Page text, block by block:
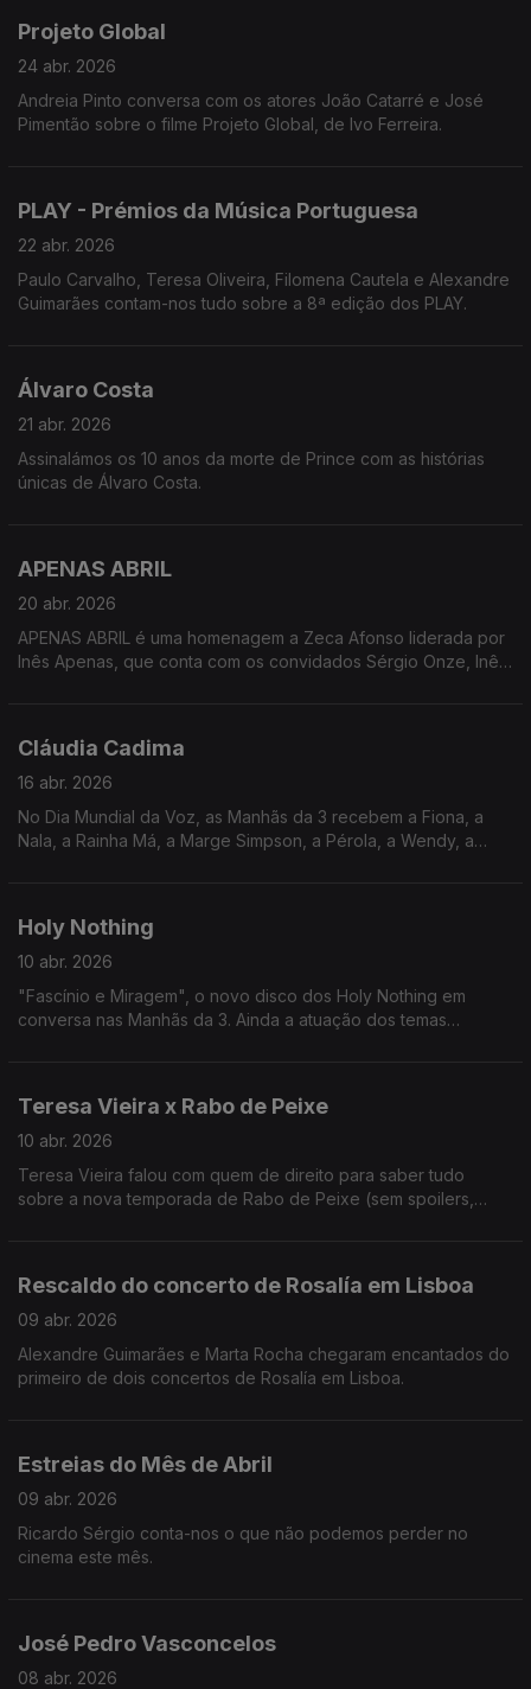
Projeto Global
24 abr. 2026
Andreia Pinto conversa com os atores João Catarré e José
Pimentão sobre o filme Projeto Global, de Ivo Ferreira.
PLAY - Prémios da Música Portuguesa
22 abr. 2026
Paulo Carvalho, Teresa Oliveira, Filomena Cautela e Alexandre
Guimarães contam-nos tudo sobre a 8ª edição dos PLAY.
Álvaro Costa
21 abr. 2026
Assinalámos os 10 anos da morte de Prince com as histórias
únicas de Álvaro Costa.
APENAS ABRIL
20 abr. 2026
APENAS ABRIL é uma homenagem a Zeca Afonso liderada por
Inês Apenas, que conta com os convidados Sérgio Onze, Inês
Cláudia Cadima
16 abr. 2026
No Dia Mundial da Voz, as Manhãs da 3 recebem a Fiona, a
Nala, a Rainha Má, a Marge Simpson, a Pérola, a Wendy, a
Holy Nothing
10 abr. 2026
"Fascínio e Miragem", o novo disco dos Holy Nothing em
conversa nas Manhãs da 3. Ainda a atuação dos temas
Teresa Vieira x Rabo de Peixe
10 abr. 2026
Teresa Vieira falou com quem de direito para saber tudo
sobre a nova temporada de Rabo de Peixe (sem spoilers,
Rescaldo do concerto de Rosalía em Lisboa
09 abr. 2026
Alexandre Guimarães e Marta Rocha chegaram encantados do
primeiro de dois concertos de Rosalía em Lisboa.
Estreias do Mês de Abril
09 abr. 2026
Ricardo Sérgio conta-nos o que não podemos perder no
cinema este mês.
José Pedro Vasconcelos
08 abr. 2026